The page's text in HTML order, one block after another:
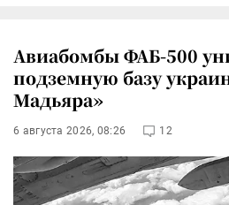
Авиабомбы ФАБ-500
подземную базу
Мадьяра»
6 августа 2026, 08:26 12